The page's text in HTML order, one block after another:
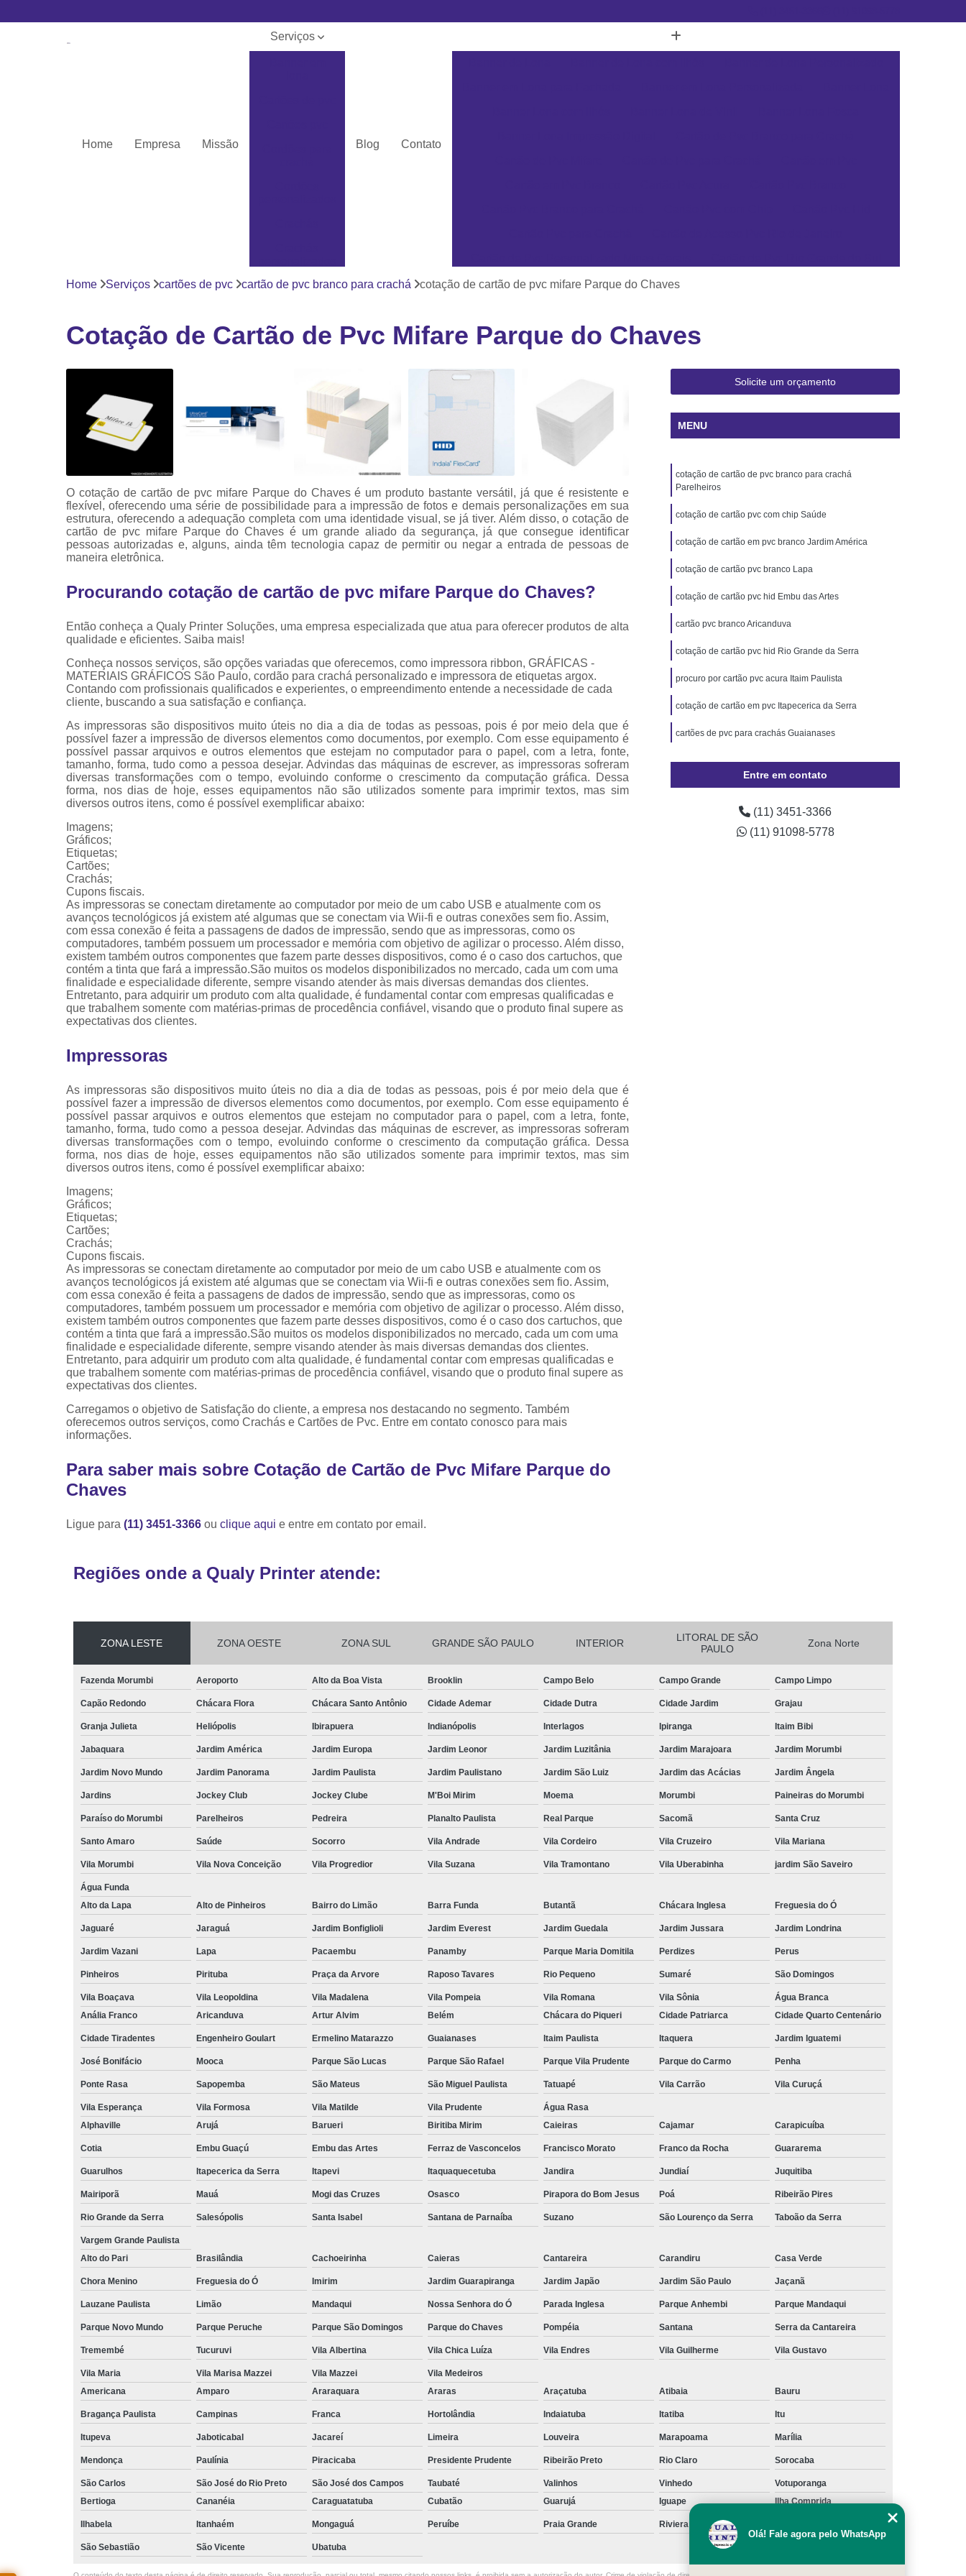
Home Empresa Missão
Serviços
Impressoras
Ribbon
Blog Contato
Cartão de Visita em Pvc Santa Catarina
Cartão Fidelidade Pvc Rio de Janeiro
Cordão de Crachá
Cordão de Crachá Poliéster
Cordão para Crachá
Cordão para Crachá Digital
Cordão para Crachá em Poliéster
Cordão para Crachá Personalizado
Cordão Poliéster para Crachá
Fábrica de Cordão para Crachá
Cordões para Crachás Personalizados Santa Catarina
Cordinha de Crachá Personalizada Rio de Janeiro
Cordinha para Crachá Minas Gerais
Cordinha para Crachá Personalizada Rio de Janeiro
Cordão Crachá Personalizado Rio Grande do Sul
Cordão de Pescoço Personalizado Pará
Cordão para Crachá com Trava de Segurança Rio Grande do Sul
Cordão Personalizado Crachá Santa Catarina
Cordão Personalizado para Crachá Rio Grande do Sul
Cordão Personalizado Santa Catarina
Fita para Crachá Personalizada Minas Gerais
Crachá
Crachá com Chip
Crachá de Empresa
Crachá de Plástico
Crachá de Identificação Personalizado Santa Catarina
Crachá e Cordão Personalizado Minas Gerais
Crachá Personalizado com Cordão Pará
Crachá Personalizado Evento Santa Catarina
Crachá Personalizado para Empresa Rio Grande do Sul
Crachá Personalizado Pvc Santa Catarina
Crachás Personalizados para Empresas Rio Grande do Sul
Crachás Personalizados para Eventos Rio de Janeiro
Impressora Datacard
Impressora de Cartão
Porta Crachá Plástico
Porta Crachá Transparente
Porta Crachá Vertical Transparente
Ribbon Colorido
Ribbon Colors
Ribbon Fargo
Ribbon Magicard
Ribbon Resina
Ribbon de Impressora
Ribbon para Impressora de Etiquetas
Ribbon para Impressora de Etiqueta Rio de Janeiro
Ribbon para Impressora Térmica Rio de Janeiro
Ribbon para Impressora Zebra Zd220 Pará
Ribbon para Zebra Gc420t Minas Gerais
Ribbon Zebra Zt230 Rio Grande do Sul
Home Serviços cartões de pvc cartão de pvc branco para crachá cotação de cartão de pvc mifare Parque do Chaves
Cotação de Cartão de Pvc Mifare Parque do Chaves
O cotação de cartão de pvc mifare Parque do Chaves é um produto bastante versátil, já que é resistente e
flexível, oferecendo uma série de possibilidade para a impressão de fotos e demais personalizações em sua
estrutura, oferecendo a adequação completa com uma identidade visual, se já tiver. Além disso, o cotação de
cartão de pvc mifare Parque do Chaves é um grande aliado da segurança, já que consegue identificar
pessoas autorizadas e, alguns, ainda têm tecnologia capaz de permitir ou negar a entrada de pessoas de
maneira eletrônica.
Procurando cotação de cartão de pvc mifare Parque do Chaves?
Então conheça a Qualy Printer Soluções, uma empresa especializada que atua para oferecer produtos de alta
qualidade e eficientes. Saiba mais!
Conheça nossos serviços, são opções variadas que oferecemos, como impressora ribbon, GRÁFICAS -
MATERIAIS GRÁFICOS São Paulo, cordão para crachá personalizado e impressora de etiquetas argox.
Contando com profissionais qualificados e experientes, o empreendimento entende a necessidade de cada
cliente, buscando a sua satisfação e confiança.
As impressoras são dispositivos muito úteis no dia a dia de todas as pessoas, pois é por meio dela que é
possível fazer a impressão de diversos elementos como documentos, por exemplo. Com esse equipamento é
possível passar arquivos e outros elementos que estejam no computador para o papel, com a letra, fonte,
tamanho, forma, tudo como a pessoa desejar. Advindas das máquinas de escrever, as impressoras sofreram
diversas transformações com o tempo, evoluindo conforme o crescimento da computação gráfica. Dessa
forma, nos dias de hoje, esses equipamentos não são utilizados somente para imprimir textos, mas sim
diversos outros itens, como é possível exemplificar abaixo:
Imagens;
Gráficos;
Etiquetas;
Cartões;
Crachás;
Cupons fiscais.
As impressoras se conectam diretamente ao computador por meio de um cabo USB e atualmente com os
avanços tecnológicos já existem até algumas que se conectam via Wii-fi e outras conexões sem fio. Assim,
com essa conexão é feita a passagens de dados de impressão, sendo que as impressoras, como os
computadores, também possuem um processador e memória com objetivo de agilizar o processo. Além disso,
existem também outros componentes que fazem parte desses dispositivos, como é o caso dos cartuchos, que
contém a tinta que fará a impressão.São muitos os modelos disponibilizados no mercado, cada um com uma
finalidade e especialidade diferente, sempre visando atender às mais diversas demandas dos clientes.
Entretanto, para adquirir um produto com alta qualidade, é fundamental contar com empresas qualificadas e
que trabalhem somente com matérias-primas de procedência confiável, visando que o produto final supere as
expectativas dos clientes.
Impressoras
As impressoras são dispositivos muito úteis no dia a dia de todas as pessoas, pois é por meio dela que é
possível fazer a impressão de diversos elementos como documentos, por exemplo. Com esse equipamento é
possível passar arquivos e outros elementos que estejam no computador para o papel, com a letra, fonte,
tamanho, forma, tudo como a pessoa desejar. Advindas das máquinas de escrever, as impressoras sofreram
diversas transformações com o tempo, evoluindo conforme o crescimento da computação gráfica. Dessa
forma, nos dias de hoje, esses equipamentos não são utilizados somente para imprimir textos, mas sim
diversos outros itens, como é possível exemplificar abaixo:
Imagens;
Gráficos;
Etiquetas;
Cartões;
Crachás;
Cupons fiscais.
As impressoras se conectam diretamente ao computador por meio de um cabo USB e atualmente com os
avanços tecnológicos já existem até algumas que se conectam via Wii-fi e outras conexões sem fio. Assim,
com essa conexão é feita a passagens de dados de impressão, sendo que as impressoras, como os
computadores, também possuem um processador e memória com objetivo de agilizar o processo. Além disso,
existem também outros componentes que fazem parte desses dispositivos, como é o caso dos cartuchos, que
contém a tinta que fará a impressão.São muitos os modelos disponibilizados no mercado, cada um com uma
finalidade e especialidade diferente, sempre visando atender às mais diversas demandas dos clientes.
Entretanto, para adquirir um produto com alta qualidade, é fundamental contar com empresas qualificadas e
que trabalhem somente com matérias-primas de procedência confiável, visando que o produto final supere as
expectativas dos clientes.
Carregamos o objetivo de Satisfação do cliente, a empresa nos destacando no segmento. Também
oferecemos outros serviços, como Crachás e Cartões de Pvc. Entre em contato conosco para mais
informações.
Para saber mais sobre Cotação de Cartão de Pvc Mifare Parque do
Chaves
Ligue para (11) 3451-3366 ou clique aqui e entre em contato por email.
Solicite um orçamento
MENU
cotação de cartão de pvc branco para crachá
Parelheiros
cotação de cartão pvc com chip Saúde
cotação de cartão em pvc branco Jardim América
cotação de cartão pvc branco Lapa
cotação de cartão pvc hid Embu das Artes
cartão pvc branco Aricanduva
cotação de cartão pvc hid Rio Grande da Serra
procuro por cartão pvc acura Itaim Paulista
cotação de cartão em pvc Itapecerica da Serra
cartões de pvc para crachás Guaianases
Entre em contato
(11) 3451-3366
(11) 91098-5778
Regiões onde a Qualy Printer atende:
ZONA LESTE ZONA OESTE ZONA SUL GRANDE SÃO PAULO INTERIOR
LITORAL DE SÃO
PAULO
Zona Norte
Fazenda Morumbi Aeroporto Alto da Boa Vista Brooklin Campo Belo Campo Grande Campo Limpo
Capão Redondo Chácara Flora Chácara Santo Antônio Cidade Ademar Cidade Dutra Cidade Jardim Grajau
Granja Julieta Heliópolis Ibirapuera Indianópolis Interlagos Ipiranga Itaim Bibi
Jabaquara Jardim América Jardim Europa Jardim Leonor Jardim Luzitânia Jardim Marajoara Jardim Morumbi
Jardim Novo Mundo Jardim Panorama Jardim Paulista Jardim Paulistano Jardim São Luiz Jardim das Acácias Jardim Ângela
Jardins Jockey Club Jockey Clube M'Boi Mirim Moema Morumbi Paineiras do Morumbi
Paraíso do Morumbi Parelheiros Pedreira Planalto Paulista Real Parque Sacomã Santa Cruz
Santo Amaro Saúde Socorro Vila Andrade Vila Cordeiro Vila Cruzeiro Vila Mariana
Vila Morumbi Vila Nova Conceição Vila Progredior Vila Suzana Vila Tramontano Vila Uberabinha jardim São Saveiro
Água Funda
Alto da Lapa
Alto de Pinheiros Bairro do Limão Barra Funda Butantã Chácara Inglesa Freguesia do Ó
Jaguaré Jaraguá Jardim Bonfiglioli Jardim Everest Jardim Guedala Jardim Jussara Jardim Londrina
Jardim Vazani Lapa Pacaembu Panamby Parque Maria Domitila Perdizes Perus
Pinheiros Pirituba Praça da Arvore Raposo Tavares Rio Pequeno Sumaré São Domingos
Vila Boaçava Vila Leopoldina Vila Madalena Vila Pompeia Vila Romana Vila Sônia
Água Branca
Anália Franco
Aricanduva Artur Alvim Belém Chácara do Piqueri Cidade Patriarca Cidade Quarto Centenário
Cidade Tiradentes Engenheiro Goulart Ermelino Matarazzo Guaianases Itaim Paulista Itaquera Jardim Iguatemi
José Bonifácio Mooca Parque São Lucas Parque São Rafael Parque Vila Prudente Parque do Carmo Penha
Ponte Rasa Sapopemba São Mateus São Miguel Paulista Tatuapé Vila Carrão Vila Curuçá
Vila Esperança Vila Formosa Vila Matilde Vila Prudente
Água Rasa
Alphaville
Arujá Barueri Biritiba Mirim Caieiras Cajamar Carapicuíba
Cotia Embu Guaçú Embu das Artes Ferraz de Vasconcelos Francisco Morato Franco da Rocha Guararema
Guarulhos Itapecerica da Serra Itapevi Itaquaquecetuba Jandira Jundiaí Juquitiba
Mairiporã Mauá Mogi das Cruzes Osasco Pirapora do Bom Jesus Poá Ribeirão Pires
Rio Grande da Serra Salesópolis Santa Isabel Santana de Parnaíba Suzano São Lourenço da Serra Taboão da Serra
Vargem Grande Paulista
Alto do Pari
Brasilândia Cachoeirinha Caieras Cantareira Carandiru Casa Verde
Chora Menino Freguesia do Ó Imirim Jardim Guarapiranga Jardim Japão Jardim São Paulo Jaçanã
Lauzane Paulista Limão Mandaqui Nossa Senhora do Ó Parada Inglesa Parque Anhembi Parque Mandaqui
Parque Novo Mundo Parque Peruche Parque São Domingos Parque do Chaves Pompéia Santana Serra da Cantareira
Tremembé Tucuruvi Vila Albertina Vila Chica Luíza Vila Endres Vila Guilherme Vila Gustavo
Vila Maria Vila Marisa Mazzei Vila Mazzei
Vila Medeiros
Americana
Amparo Araraquara Araras Araçatuba Atibaia Bauru
Bragança Paulista Campinas Franca Hortolândia Indaiatuba Itatiba Itu
Itupeva Jaboticabal Jacareí Limeira Louveira Marapoama Marília
Mendonça Paulínia Piracicaba Presidente Prudente Ribeirão Preto Rio Claro Sorocaba
São Carlos São José do Rio Preto São José dos Campos Taubaté Valinhos Vinhedo
Votuporanga
Bertioga
Cananéia Caraguatatuba Cubatão Guarujá Iguape Ilha Comprida
Ilhabela Itanhaém Mongaguá Peruíbe Praia Grande Riviera de São Lourenço
São Sebastião São Vicente Ubatuba
Olá! Fale agora pelo WhatsApp